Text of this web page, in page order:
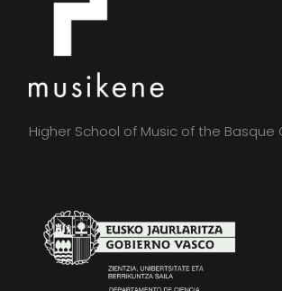
Higher School of Music of the Basque